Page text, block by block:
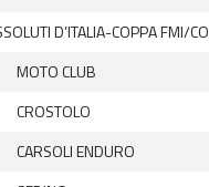
D’ITALIA-COPPA FMI/
MOTO CLUB
CROSTOLO
CARSOLI ENDURO